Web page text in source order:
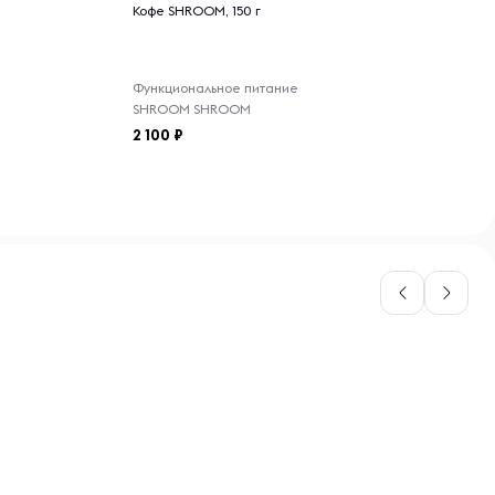
Суперфуд
Ягоды
Кофе SHROOM, 150 г
Функциональное питание
SHROOM SHROOM
2 100